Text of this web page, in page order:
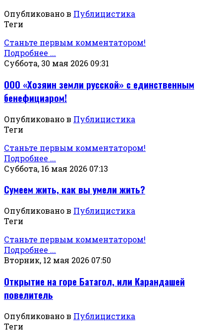
Опубликовано в Публицистика
Теги
Станьте первым комментатором!
Подробнее ...
Суббота, 30 мая 2026 09:31
ООО «Хозяин земли русской» с единственным
бенефициаром!
Опубликовано в Публицистика
Теги
Станьте первым комментатором!
Подробнее ...
Суббота, 16 мая 2026 07:13
Сумеем жить, как вы умели жить?
Опубликовано в Публицистика
Теги
Станьте первым комментатором!
Подробнее ...
Вторник, 12 мая 2026 07:50
Открытие на горе Батагол, или Карандашей
повелитель
Опубликовано в Публицистика
Теги